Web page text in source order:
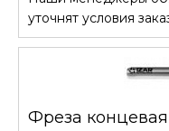
уточнят условия
Фреза концевая